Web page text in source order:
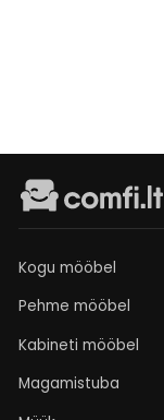
Kogu mööbel
Pehme mööbel
Kabineti mööbel
Magamistuba